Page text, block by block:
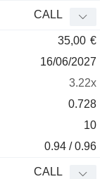
CALL
35,00 €
16/06/2027
3.22x
0.728
10
0.94 / 0.96
CALL